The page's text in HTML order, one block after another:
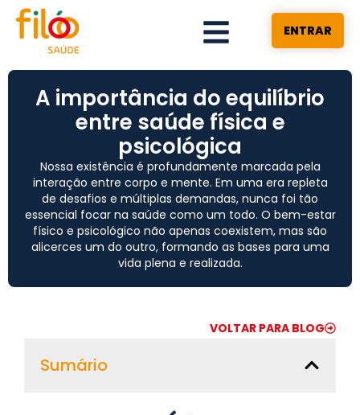
ENTRAR
A importância do equilíbrio
entre saúde física e
psicológica
Nossa existência é profundamente marcada pela
interação entre corpo e mente. Em uma era repleta
de desafios e múltiplas demandas, nunca foi tão
essencial focar na saúde como um todo. O bem-estar
físico e psicológico não apenas coexistem, mas são
alicerces um do outro, formando as bases para uma
vida plena e realizada.
VOLTAR PARA BLOG
Sumário